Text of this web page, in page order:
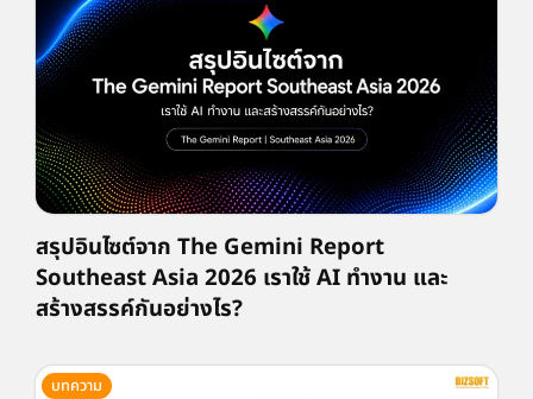
สรุปอินไซต์จาก The Gemini Report
Southeast Asia 2026 เราใช้ AI ทำงาน และ
สร้างสรรค์กันอย่างไร?
บทความ